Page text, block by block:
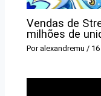
Vendas de
milhões de
Por alexandremu/